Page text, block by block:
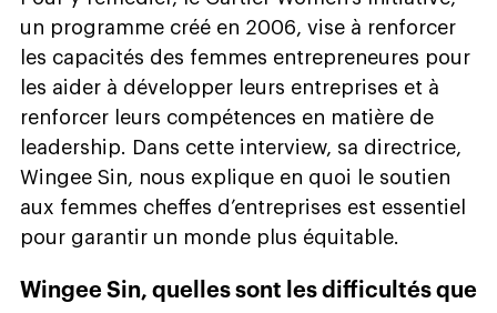
un programme créé en 2006, vise à renforcer
les capacités des femmes entrepreneures pour
les aider à développer leurs entreprises et à
renforcer leurs compétences en matière de
leadership. Dans cette interview, sa directrice,
Wingee Sin, nous explique en quoi le soutien
aux femmes cheffes d’entreprises est essentiel
pour garantir un monde plus équitable.
Wingee Sin, quelles sont les difficultés que